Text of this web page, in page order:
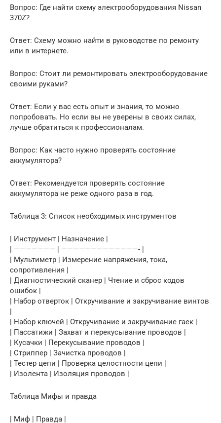
Вопрос: Где найти схему электрооборудования Nissan
370Z?
Ответ: Схему можно найти в руководстве по ремонту
или в интернете.
Вопрос: Стоит ли ремонтировать электрооборудование
своими руками?
Ответ: Если у вас есть опыт и знания, то можно
попробовать. Но если вы не уверены в своих силах,
лучше обратиться к профессионалам.
Вопрос: Как часто нужно проверять состояние
аккумулятора?
Ответ: Рекомендуется проверять состояние
аккумулятора не реже одного раза в год.
Таблица 3: Список необходимых инструментов
| Инструмент | Назначение |
| ——————— | —————————————- |
| Мультиметр | Измерение напряжения, тока,
сопротивления |
| Диагностический сканер | Чтение и сброс кодов
ошибок |
| Набор отверток | Откручивание и закручивание винтов
|
| Набор ключей | Откручивание и закручивание гаек |
| Пассатижи | Захват и перекусывание проводов |
| Кусачки | Перекусывание проводов |
| Стриппер | Зачистка проводов |
| Тестер цепи | Проверка целостности цепи |
| Изолента | Изоляция проводов |
Таблица Мифы и правда
| Миф | Правда |